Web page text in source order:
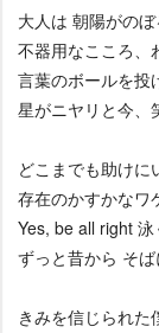
大人は 朝陽がの
不器用なこころ、
言葉のボールを投
星がニヤリと今、
どこまでも助けに
存在のかすかなワ
Yes, be all right
ずっと昔から そ
きみを信じられた